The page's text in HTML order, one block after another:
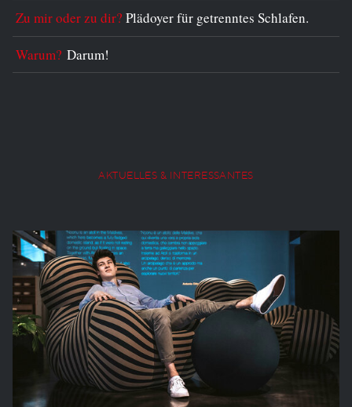
Zu mir oder zu dir?Plädoyer für getrenntes Schlafen.
Warum?Darum!
AKTUELLES & INTERESSANTES